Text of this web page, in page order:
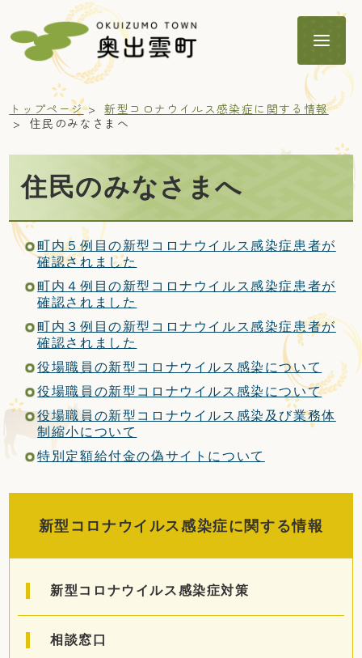
暮らし
子育て・教育
健康・福祉
定住・観光・ふるさと納税
事業者の方へ
町政情報
language
文字サイズ
トップページ
新型コロナウイルス感染症に関する情報
住民のみなさまへ
住民のみなさまへ
町内５例目の新型コロナウイルス感染症患者が
確認されました
町内４例目の新型コロナウイルス感染症患者が
確認されました
町内３例目の新型コロナウイルス感染症患者が
確認されました
役場職員の新型コロナウイルス感染について
役場職員の新型コロナウイルス感染について
役場職員の新型コロナウイルス感染及び業務体
制縮小について
特別定額給付金の偽サイトについて
新型コロナウイルス感染症に関する情報
新型コロナウイルス感染症対策
相談窓口